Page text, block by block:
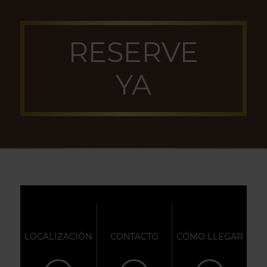
RESERVE
YA
LOCALIZACIÓN CONTACTO CÓMO LLEGAR